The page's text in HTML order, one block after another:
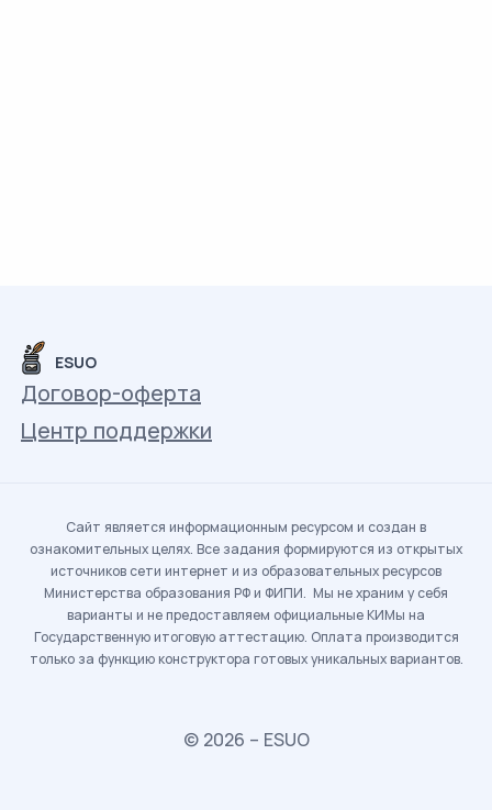
ESUO
Договор-оферта
Центр поддержки
Сайт является информационным ресурсом и создан в
ознакомительных целях. Все задания формируются из открытых
источников сети интернет и из образовательных ресурсов
Министерства образования РФ и ФИПИ. Мы не храним у себя
варианты и не предоставляем официальные КИМы на
Государственную итоговую аттестацию. Оплата производится
только за функцию конструктора готовых уникальных вариантов.
© 2026 – ESUO